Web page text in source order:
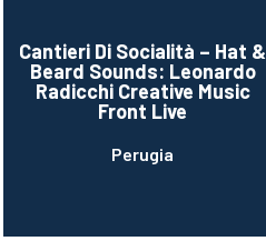
Cantieri Di Socialità – Hat &
Beard Sounds: Leonardo
Radicchi Creative Music
Front Live
Perugia